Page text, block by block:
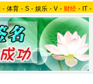
- 体育 - S - 娱乐 - V - 财经 - IT -